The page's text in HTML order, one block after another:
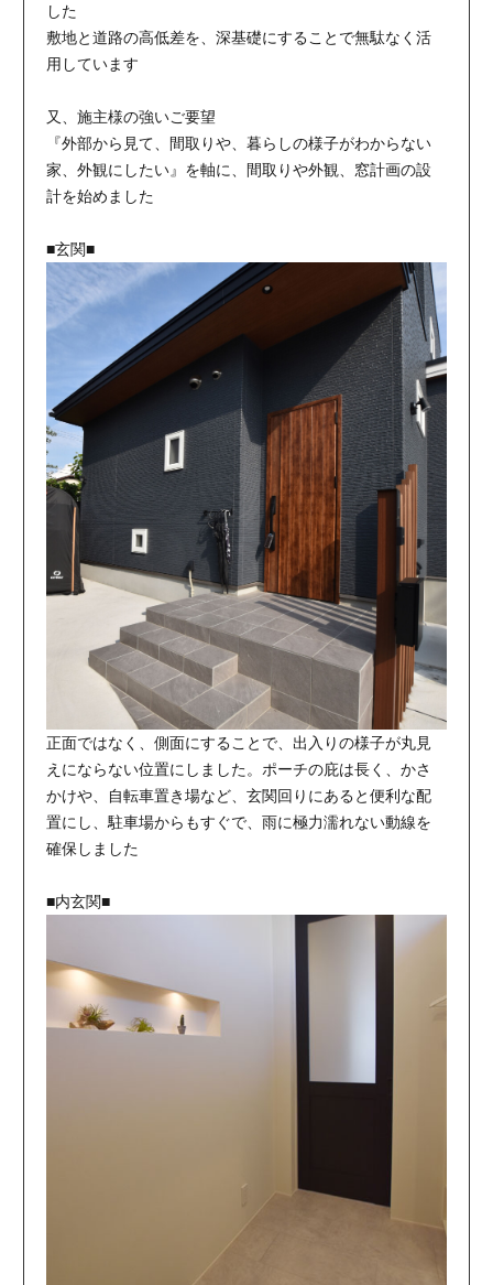
した
敷地と道路の高低差を、深基礎にすることで無駄なく活
用しています
又、施主様の強いご要望
『外部から見て、間取りや、暮らしの様子がわからない
家、外観にしたい』を軸に、間取りや外観、窓計画の設
計を始めました
■玄関■
正面ではなく、側面にすることで、出入りの様子が丸見
えにならない位置にしました。ポーチの庇は長く、かさ
かけや、自転車置き場など、玄関回りにあると便利な配
置にし、駐車場からもすぐで、雨に極力濡れない動線を
確保しました
■内玄関■